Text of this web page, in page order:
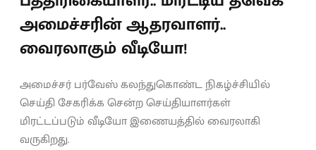
அமைச்சரின் ஆதரவாளர்..
வைரலாகும் வீடியோ!
அமைச்சர் பர்வேஸ் கலந்துகொண்ட நிகழ்ச்சியில்
செய்தி சேகரிக்க சென்ற செய்தியாளர்கள்
மிரட்டப்படும் வீடியோ இணையத்தில் வைரலாகி
வருகிறது.